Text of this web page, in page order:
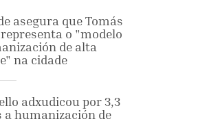
asegura que Tomás
o "modelo
de alta
na cidade
adxudicou por 3,3
humanización de